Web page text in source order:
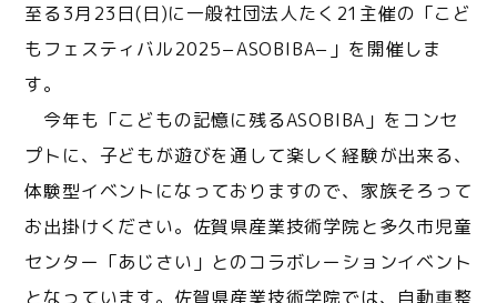
至る3月23日(日)に一般社団法人たく21主催の「こど
もフェスティバル2025−ASOBIBA−」を開催しま
す。
今年も「こどもの記憶に残るASOBIBA」をコンセ
プトに、子どもが遊びを通して楽しく経験が出来る、
体験型イベントになっておりますので、家族そろって
お出掛けください。佐賀県産業技術学院と多久市児童
センター「あじさい」とのコラボレーションイベント
となっています。佐賀県産業技術学院では、自動車整